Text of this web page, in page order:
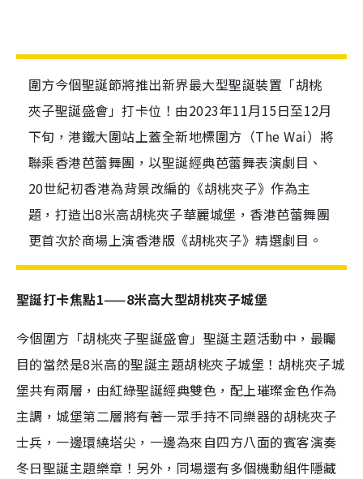
圍方今個聖誕節將推出新界最大型聖誕裝置「胡桃
夾子聖誕盛會」打卡位！由2023年11月15日至12月
下旬，港鐵大圍站上蓋全新地標圍方（The Wai）將
聯乘香港芭蕾舞團，以聖誕經典芭蕾舞表演劇目、
20世紀初香港為背景改編的《胡桃夾子》作為主
題，打造出8米高胡桃夾子華麗城堡，香港芭蕾舞團
更首次於商場上演香港版《胡桃夾子》精選劇目。
聖誕打卡焦點1——8米高大型胡桃夾子城堡
今個圍方「胡桃夾子聖誕盛會」聖誕主題活動中，最矚
目的當然是8米高的聖誕主題胡桃夾子城堡！胡桃夾子城
堡共有兩層，由紅綠聖誕經典雙色，配上璀璨金色作為
主調，城堡第二層將有著一眾手持不同樂器的胡桃夾子
士兵，一邊環繞塔尖，一邊為來自四方八面的賓客演奏
冬日聖誕主題樂章！另外，同場還有多個機動組件隱藏